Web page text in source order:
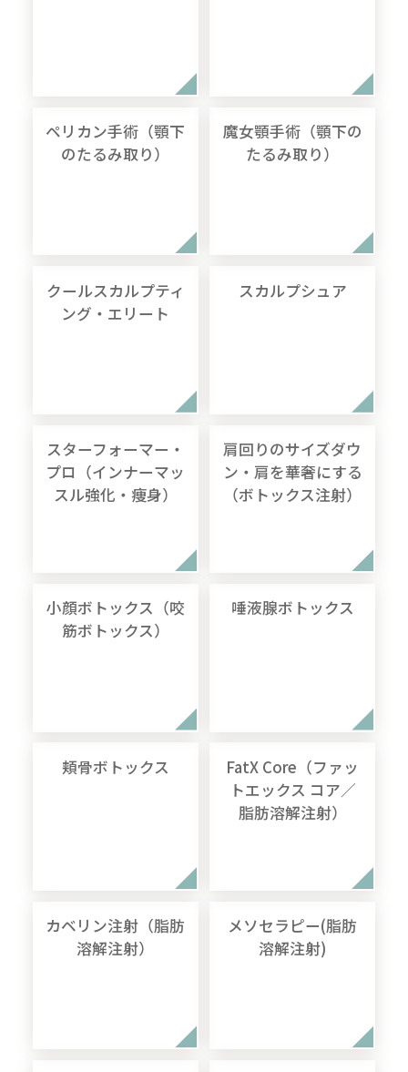
ペリカン手術（顎下
のたるみ取り）
魔女顎手術（顎下の
たるみ取り）
クールスカルプティ
ング・エリート
スカルプシュア
スターフォーマー・
プロ（インナーマッ
スル強化・痩身）
肩回りのサイズダウ
ン・肩を華奢にする
（ボトックス注射）
小顔ボトックス（咬
筋ボトックス）
唾液腺ボトックス
頬骨ボトックス
FatX Core（ファッ
トエックス コア／
脂肪溶解注射）
カベリン注射（脂肪
溶解注射）
メソセラピー(脂肪
溶解注射)